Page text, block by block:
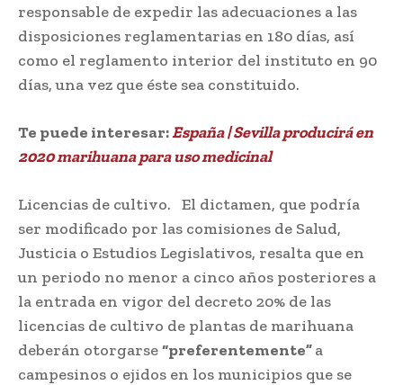
responsable de expedir las adecuaciones a las
disposiciones reglamentarias en 180 días, así
como el reglamento interior del instituto en 90
días, una vez que éste sea constituido.
Te puede interesar:España | Sevilla producirá en
2020 marihuana para uso medicinal
Licencias de cultivo. El dictamen, que podría
ser modificado por las comisiones de Salud,
Justicia o Estudios Legislativos, resalta que en
un periodo no menor a cinco años posteriores a
la entrada en vigor del decreto 20% de las
licencias de cultivo de plantas de marihuana
deberán otorgarse“preferentemente”a
campesinos o ejidos en los municipios que se